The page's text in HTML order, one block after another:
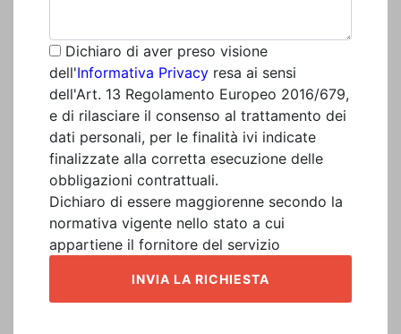
Dichiaro di aver preso visione
dell'Informativa Privacy resa ai sensi
dell'Art. 13 Regolamento Europeo 2016/679,
e di rilasciare il consenso al trattamento dei
dati personali, per le finalità ivi indicate
finalizzate alla corretta esecuzione delle
obbligazioni contrattuali.
Dichiaro di essere maggiorenne secondo la
normativa vigente nello stato a cui
appartiene il fornitore del servizio